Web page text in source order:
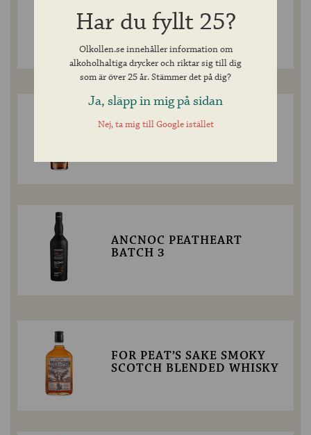
ANCNOC 18 YEAR OLD
SINGLE MALT
ANCNOC PEATED SHERRY
ANCNOC PEATHEART
BATCH 3
FOR PEAT’S SAKE SMOKY
SCOTCH BLENDED WHISKY
Har du fyllt 25?
Olkollen.se innehåller information om
alkoholhaltiga drycker och riktar sig till dig
som är över 25 år. Stämmer det på dig?
Ja, släpp in mig på sidan
Nej, ta mig till Google istället